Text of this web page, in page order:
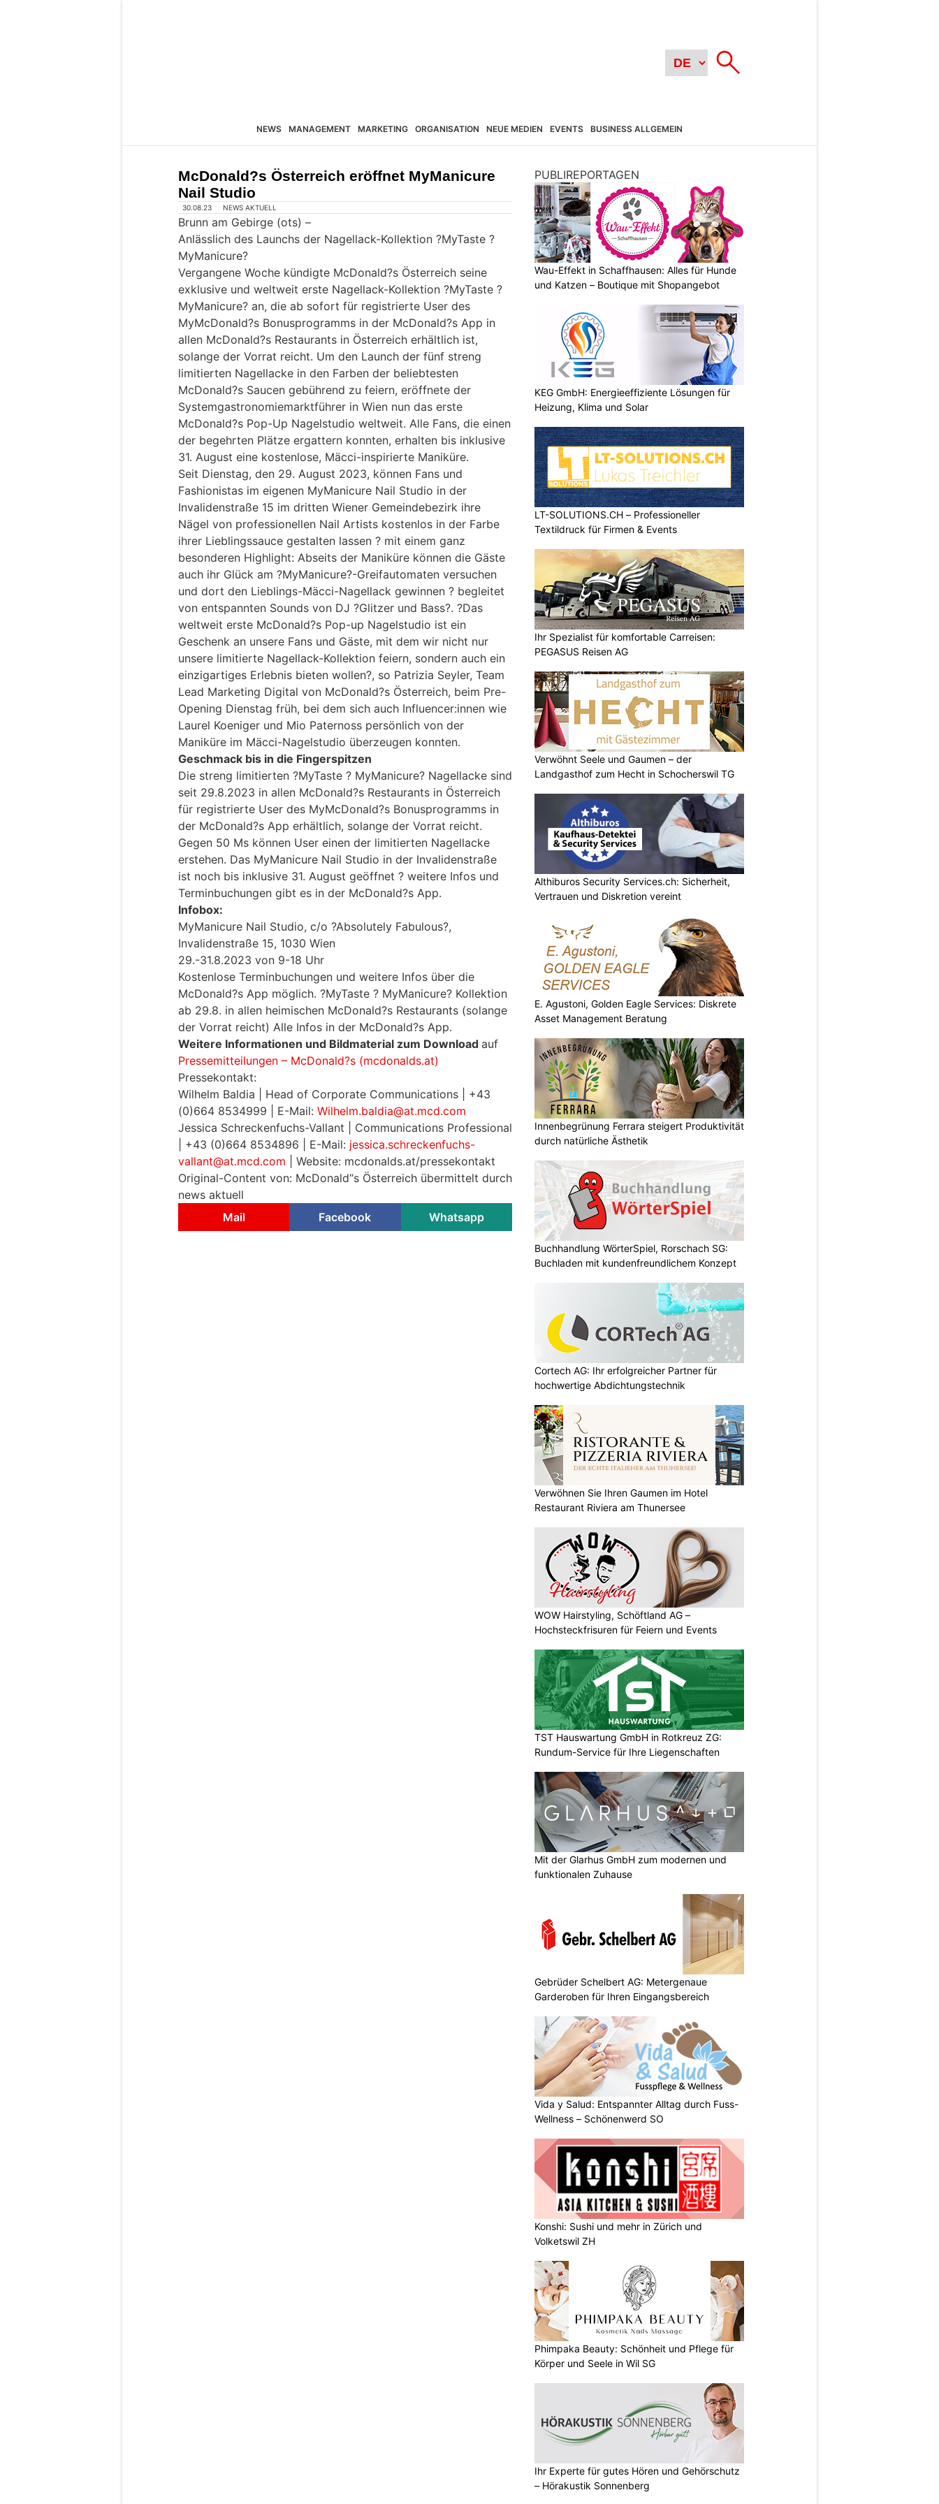
NEWS MANAGEMENT MARKETING ORGANISATION NEUE MEDIEN EVENTS BUSINESS ALLGEMEIN
McDonald?s Österreich eröffnet MyManicure
Nail Studio
30.08.23 NEWS AKTUELL
Brunn am Gebirge (ots) –
Anlässlich des Launchs der Nagellack-Kollektion ?MyTaste ?
MyManicure?
Vergangene Woche kündigte McDonald?s Österreich seine
exklusive und weltweit erste Nagellack-Kollektion ?MyTaste ?
MyManicure? an, die ab sofort für registrierte User des
MyMcDonald?s Bonusprogramms in der McDonald?s App in
allen McDonald?s Restaurants in Österreich erhältlich ist,
solange der Vorrat reicht. Um den Launch der fünf streng
limitierten Nagellacke in den Farben der beliebtesten
McDonald?s Saucen gebührend zu feiern, eröffnete der
Systemgastronomiemarktführer in Wien nun das erste
McDonald?s Pop-Up Nagelstudio weltweit. Alle Fans, die einen
der begehrten Plätze ergattern konnten, erhalten bis inklusive
31. August eine kostenlose, Mäcci-inspirierte Maniküre.
Seit Dienstag, den 29. August 2023, können Fans und
Fashionistas im eigenen MyManicure Nail Studio in der
Invalidenstraße 15 im dritten Wiener Gemeindebezirk ihre
Nägel von professionellen Nail Artists kostenlos in der Farbe
ihrer Lieblingssauce gestalten lassen ? mit einem ganz
besonderen Highlight: Abseits der Maniküre können die Gäste
auch ihr Glück am ?MyManicure?-Greifautomaten versuchen
und dort den Lieblings-Mäcci-Nagellack gewinnen ? begleitet
von entspannten Sounds von DJ ?Glitzer und Bass?. ?Das
weltweit erste McDonald?s Pop-up Nagelstudio ist ein
Geschenk an unsere Fans und Gäste, mit dem wir nicht nur
unsere limitierte Nagellack-Kollektion feiern, sondern auch ein
einzigartiges Erlebnis bieten wollen?, so Patrizia Seyler, Team
Lead Marketing Digital von McDonald?s Österreich, beim Pre-
Opening Dienstag früh, bei dem sich auch Influencer:innen wie
Laurel Koeniger und Mio Paternoss persönlich von der
Maniküre im Mäcci-Nagelstudio überzeugen konnten.
Geschmack bis in die Fingerspitzen
Die streng limitierten ?MyTaste ? MyManicure? Nagellacke sind
seit 29.8.2023 in allen McDonald?s Restaurants in Österreich
für registrierte User des MyMcDonald?s Bonusprogramms in
der McDonald?s App erhältlich, solange der Vorrat reicht.
Gegen 50 Ms können User einen der limitierten Nagellacke
erstehen. Das MyManicure Nail Studio in der Invalidenstraße
ist noch bis inklusive 31. August geöffnet ? weitere Infos und
Terminbuchungen gibt es in der McDonald?s App.
Infobox:
MyManicure Nail Studio, c/o ?Absolutely Fabulous?,
Invalidenstraße 15, 1030 Wien
29.-31.8.2023 von 9-18 Uhr
Kostenlose Terminbuchungen und weitere Infos über die
McDonald?s App möglich. ?MyTaste ? MyManicure? Kollektion
ab 29.8. in allen heimischen McDonald?s Restaurants (solange
der Vorrat reicht) Alle Infos in der McDonald?s App.
Weitere Informationen und Bildmaterial zum Download auf
Pressemitteilungen – McDonald?s (mcdonalds.at)
Pressekontakt:
Wilhelm Baldia | Head of Corporate Communications | +43
(0)664 8534999 | E-Mail: Wilhelm.baldia@at.mcd.com
Jessica Schreckenfuchs-Vallant | Communications Professional
| +43 (0)664 8534896 | E-Mail: jessica.schreckenfuchs-
vallant@at.mcd.com | Website: mcdonalds.at/pressekontakt
Original-Content von: McDonald“s Österreich übermittelt durch
news aktuell
Mail
Facebook Whatsapp
PUBLIREPORTAGEN
Wau-Effekt in Schaffhausen: Alles für Hunde
und Katzen – Boutique mit Shopangebot
KEG GmbH: Energieeffiziente Lösungen für
Heizung, Klima und Solar
LT-SOLUTIONS.CH – Professioneller
Textildruck für Firmen & Events
Ihr Spezialist für komfortable Carreisen:
PEGASUS Reisen AG
Verwöhnt Seele und Gaumen – der
Landgasthof zum Hecht in Schocherswil TG
Althiburos Security Services.ch: Sicherheit,
Vertrauen und Diskretion vereint
E. Agustoni, Golden Eagle Services: Diskrete
Asset Management Beratung
Innenbegrünung Ferrara steigert Produktivität
durch natürliche Ästhetik
Buchhandlung WörterSpiel, Rorschach SG:
Buchladen mit kundenfreundlichem Konzept
Cortech AG: Ihr erfolgreicher Partner für
hochwertige Abdichtungstechnik
Verwöhnen Sie Ihren Gaumen im Hotel
Restaurant Riviera am Thunersee
WOW Hairstyling, Schöftland AG –
Hochsteckfrisuren für Feiern und Events
TST Hauswartung GmbH in Rotkreuz ZG:
Rundum-Service für Ihre Liegenschaften
Mit der Glarhus GmbH zum modernen und
funktionalen Zuhause
Gebrüder Schelbert AG: Metergenaue
Garderoben für Ihren Eingangsbereich
Vida y Salud: Entspannter Alltag durch Fuss-
Wellness – Schönenwerd SO
Konshi: Sushi und mehr in Zürich und
Volketswil ZH
Phimpaka Beauty: Schönheit und Pflege für
Körper und Seele in Wil SG
Ihr Experte für gutes Hören und Gehörschutz
– Hörakustik Sonnenberg